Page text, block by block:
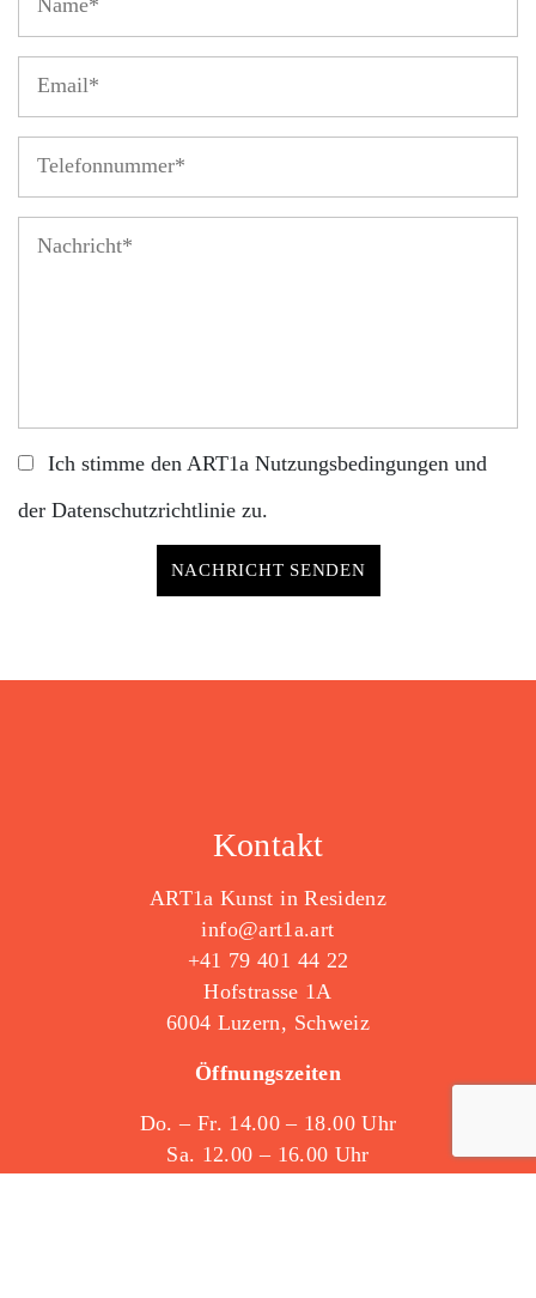
Ich stimme den ART1a Nutzungsbedingungen und
der Datenschutzrichtlinie zu.
Kontakt
ART1a Kunst in Residenz
info@art1a.art
+41 79 401 44 22
Hofstrasse 1A
6004 Luzern, Schweiz
Öffnungszeiten
Do. – Fr. 14.00 – 18.00 Uhr
Sa. 12.00 – 16.00 Uhr